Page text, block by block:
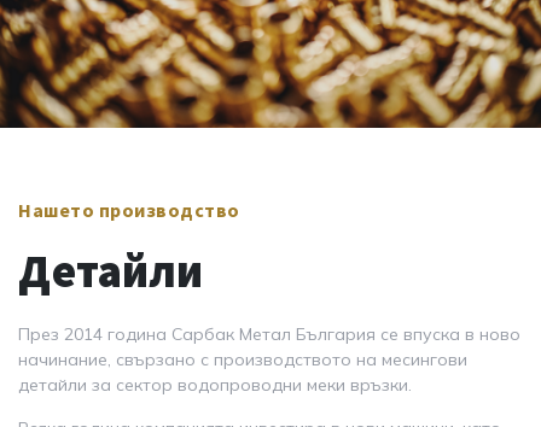
Нашето производство
Детайли
През 2014 година Сарбак Метал България се впуска в ново
начинание, свързано с производството на месингови
детайли за сектор водопроводни меки връзки.